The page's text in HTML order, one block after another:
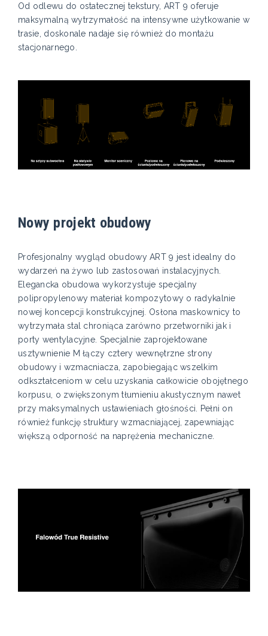
Od odlewu do ostatecznej tekstury, ART 9 oferuje
maksymalną wytrzymałość na intensywne użytkowanie w
trasie, doskonale nadaje się również do montażu
stacjonarnego.
Nowy projekt obudowy
Profesjonalny wygląd obudowy ART 9 jest idealny do
wydarzeń na żywo lub zastosowań instalacyjnych.
Elegancka obudowa wykorzystuje specjalny
polipropylenowy materiał kompozytowy o radykalnie
nowej koncepcji konstrukcyjnej. Osłona maskownicy to
wytrzymała stal chroniąca zarówno przetworniki jak i
porty wentylacyjne. Specjalnie zaprojektowane
usztywnienie M łączy cztery wewnętrzne strony
obudowy i wzmacniacza, zapobiegając wszelkim
odkształceniom w celu uzyskania całkowicie obojętnego
korpusu, o zwiększonym tłumieniu akustycznym nawet
przy maksymalnych ustawieniach głośności. Pełni on
również funkcję struktury wzmacniającej, zapewniając
większą odporność na naprężenia mechaniczne.